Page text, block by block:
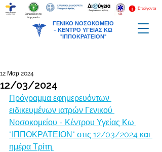
ΓΕΝΙΚΟ ΝΟΣΟΚΟΜΕΙΟ
- ΚΕΝΤΡΟ ΥΓΕΙΑΣ ΚΩ
"ΙΠΠΟΚΡΑΤΕΙΟΝ"
Επείγοντα
Εφημερεύοντα
Φαρμακεία
12/03/2024
12 Μαρ 2024
Πρόγραμμα εφημερευόντων
ειδικευμένων ιατρών Γενικού
Νοσοκομείου - Κέντρου Υγείας Κω
"ΙΠΠΟΚΡΑΤΕΙΟΝ" στις 12/03/2024 και
ημέρα Τρίτη.